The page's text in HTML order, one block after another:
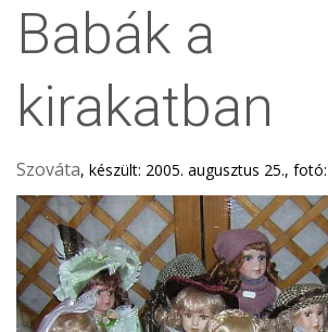
Babák a
kirakatban
Szováta, készült: 2005. augusztus 25.,